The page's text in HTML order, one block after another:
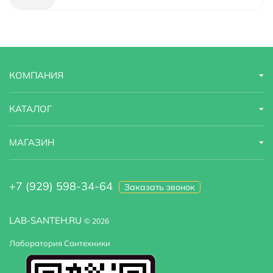
Модель Ambrosius Rhein DA1343301
Назначение
Оснащение душевая лейка
LAB-SANTEH.RU © 2026
Лаборатория Сантехники
КОМПАНИЯ
КАТАЛОГ
МАГАЗИН
+7 (929) 598-34-64 Заказать звонок